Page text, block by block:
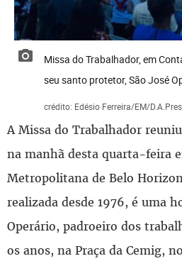
Missa do Trabalhador, em
seu santo protetor, São José
crédito: Edésio Ferreira/EM/
A Missa do Trabalhador
na manhã desta quarta-feira
Metropolitana de Belo
realizada desde 1976, é uma
Operário, padroeiro dos
os anos, na Praça da Cemig,